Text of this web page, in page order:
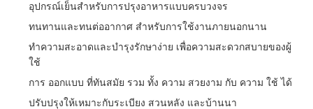
อุปกรณ์เย็นสําหรับการปรุงอาหารแบบครบวงจร
ทนทานและทนต่ออากาศ สําหรับการใช้งานภายนอกนาน
ทําความสะอาดและบํารุงรักษาง่าย เพื่อความสะดวกสบายของผู้
ใช้
การ ออกแบบ ที่ทันสมัย รวม ทั้ง ความ สวยงาม กับ ความ ใช้ ได้
ปรับปรุงให้เหมาะกับระเบียง สวนหลัง และบ้านนา